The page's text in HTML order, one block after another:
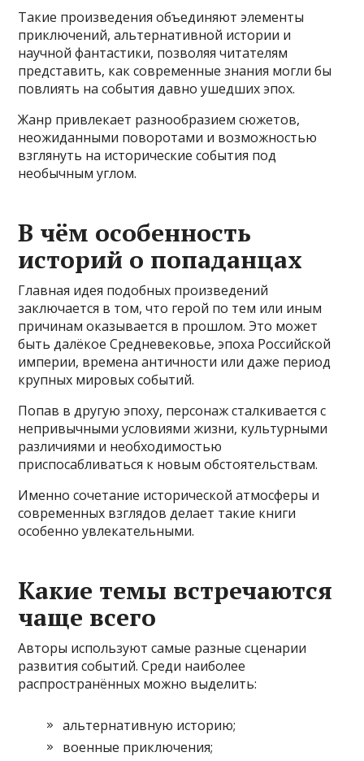
Такие произведения объединяют элементы
приключений, альтернативной истории и
научной фантастики, позволяя читателям
представить, как современные знания могли бы
повлиять на события давно ушедших эпох.
Жанр привлекает разнообразием сюжетов,
неожиданными поворотами и возможностью
взглянуть на исторические события под
необычным углом.
В чём особенность
историй о попаданцах
Главная идея подобных произведений
заключается в том, что герой по тем или иным
причинам оказывается в прошлом. Это может
быть далёкое Средневековье, эпоха Российской
империи, времена античности или даже период
крупных мировых событий.
Попав в другую эпоху, персонаж сталкивается с
непривычными условиями жизни, культурными
различиями и необходимостью
приспосабливаться к новым обстоятельствам.
Именно сочетание исторической атмосферы и
современных взглядов делает такие книги
особенно увлекательными.
Какие темы встречаются
чаще всего
Авторы используют самые разные сценарии
развития событий. Среди наиболее
распространённых можно выделить:
альтернативную историю;
военные приключения;